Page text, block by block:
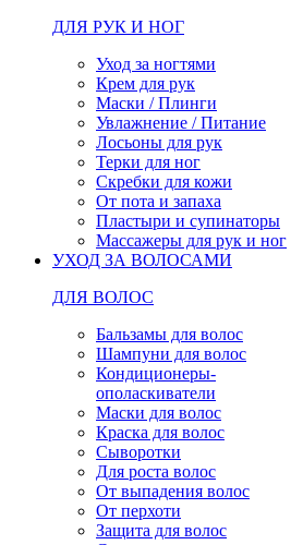
ДЛЯ РУК И НОГ
Уход за ногтями
Крем для рук
Маски / Плинги
Увлажнение / Питание
Лосьоны для рук
Терки для ног
Скребки для кожи
От пота и запаха
Пластыри и супинаторы
Массажеры для рук и ног
УХОД ЗА ВОЛОСАМИ
ДЛЯ ВОЛОС
Бальзамы для волос
Шампуни для волос
Кондиционеры-
ополаскиватели
Маски для волос
Краска для волос
Сыворотки
Для роста волос
От выпадения волос
От перхоти
Защита для волос